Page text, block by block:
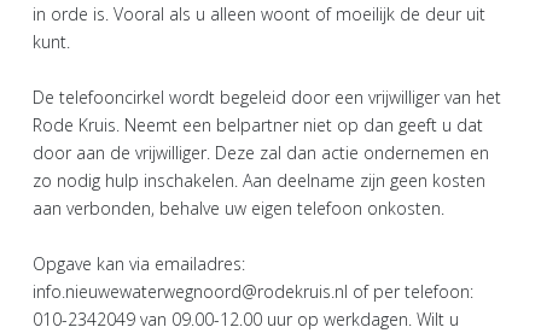
in orde is. Vooral als u alleen woont of moeilijk de deur uit
kunt.
De telefooncirkel wordt begeleid door een vrijwilliger van het
Rode Kruis. Neemt een belpartner niet op dan geeft u dat
door aan de vrijwilliger. Deze zal dan actie ondernemen en
zo nodig hulp inschakelen. Aan deelname zijn geen kosten
aan verbonden, behalve uw eigen telefoon onkosten.
Opgave kan via emailadres:
info.nieuwewaterwegnoord@rodekruis.nl of per telefoon:
010-2342049 van 09.00-12.00 uur op werkdagen. Wilt u